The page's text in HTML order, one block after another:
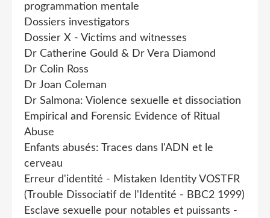
programmation mentale
Dossiers investigators
Dossier X - Victims and witnesses
Dr Catherine Gould & Dr Vera Diamond
Dr Colin Ross
Dr Joan Coleman
Dr Salmona: Violence sexuelle et dissociation
Empirical and Forensic Evidence of Ritual
Abuse
Enfants abusés: Traces dans l'ADN et le
cerveau
Erreur d'identité - Mistaken Identity VOSTFR
(Trouble Dissociatif de l'Identité - BBC2 1999)
Esclave sexuelle pour notables et puissants -